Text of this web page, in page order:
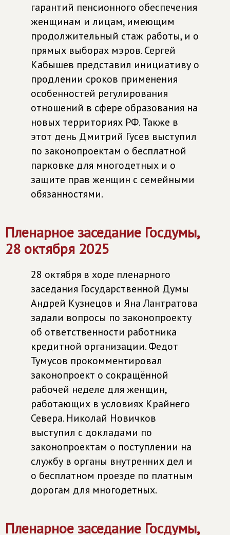
гарантий пенсионного обеспечения
женщинам и лицам, имеющим
продолжительный стаж работы, и о
прямых выборах мэров. Сергей
Кабышев представил инициативу о
продлении сроков применения
особенностей регулирования
отношений в сфере образования на
новых территориях РФ. Также в
этот день Дмитрий Гусев выступил
по законопроектам о бесплатной
парковке для многодетных и о
защите прав женщин с семейными
обязанностями.
Пленарное заседание Госдумы,
28 октября 2025
28 октября в ходе пленарного
заседания Государственной Думы
Андрей Кузнецов и Яна Лантратова
задали вопросы по законопроекту
об ответственности работника
кредитной организации. Федот
Тумусов прокомментировал
законопроект о сокращённой
рабочей неделе для женщин,
работающих в условиях Крайнего
Севера. Николай Новичков
выступил с докладами по
законопроектам о поступлении на
службу в органы внутренних дел и
о бесплатном проезде по платным
дорогам для многодетных.
Пленарное заседание Госдумы,